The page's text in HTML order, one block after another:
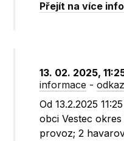
Přejít na více
13. 02. 2025,
informace -
Od 13.2.2025
obci Vestec
provoz; 2